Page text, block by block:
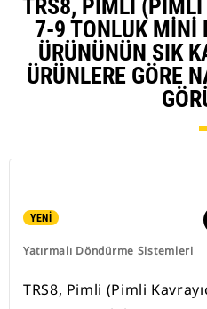
TRS8, PIMLI
7-9 TONLUK MINI
ÜRÜNÜNÜN SIK
ÜRÜNLERE GÖRE
YENİ
Yatırmalı Döndürme Sistemleri
TRS8, Pimli (Pimli